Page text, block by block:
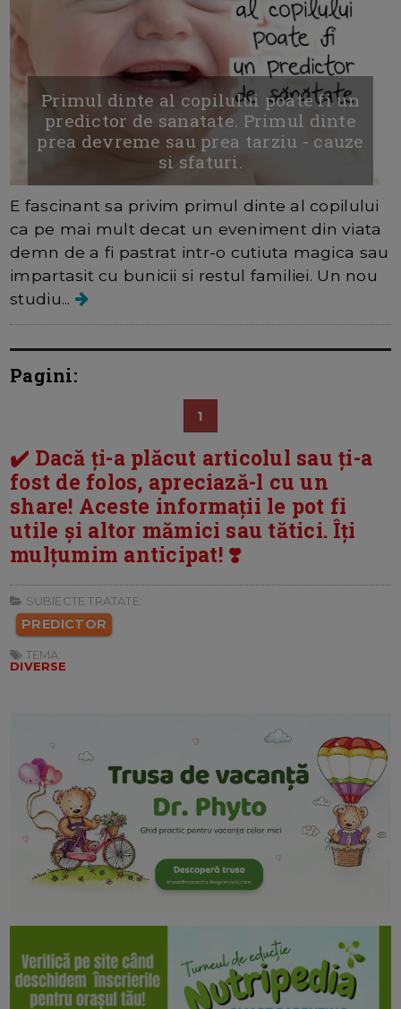
Primul dinte al copilului poate fi un
predictor de sanatate. Primul dinte
prea devreme sau prea tarziu - cauze
si sfaturi.
E fascinant sa privim primul dinte al copilului
ca pe mai mult decat un eveniment din viata
demn de a fi pastrat intr-o cutiuta magica sau
impartasit cu bunicii si restul familiei. Un nou
studiu...
Pagini:
1
✔️ Dacă ți-a plăcut articolul sau ți-a
fost de folos, apreciază-l cu un
share! Aceste informații le pot fi
utile și altor mămici sau tătici. Îți
mulțumim anticipat! ❣️
SUBIECTE TRATATE:
PREDICTOR
TEMA:
DIVERSE